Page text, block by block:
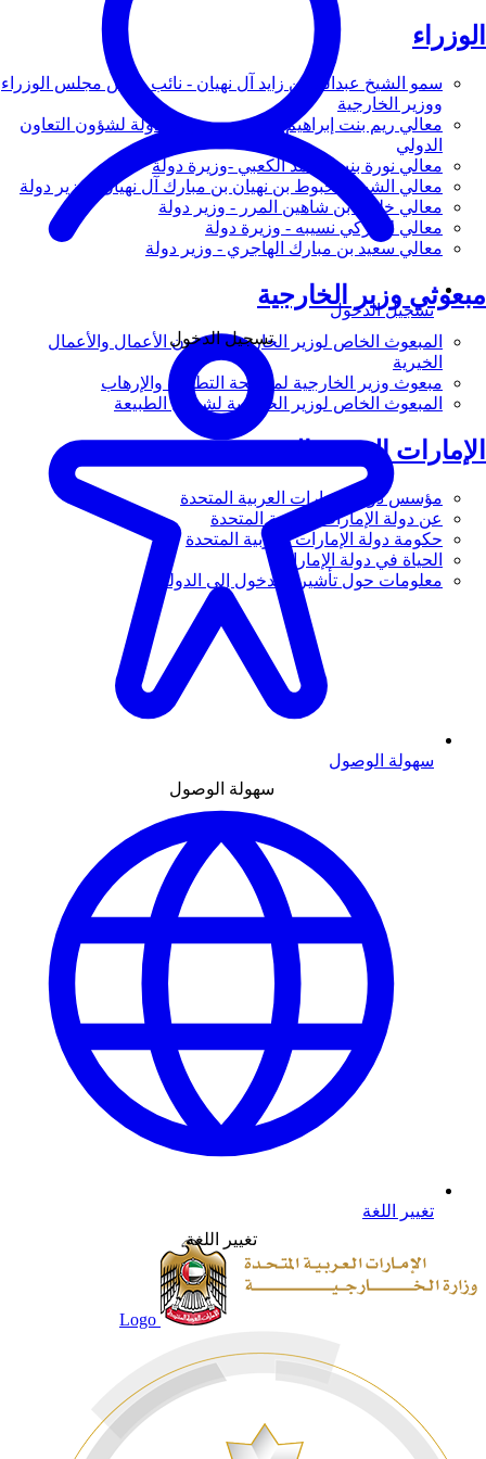
الوزراء
سمو الشيخ عبدالله بن زايد آل نهيان - نائب رئيس مجلس الوزراء
ووزير الخارجية
معالي ريم بنت إبراهيم الهاشمي - وزيرة دولة لشؤون التعاون
الدولي
معالي نورة بنت محمد الكعبي -وزيرة دولة
معالي الشيخ شخبوط بن نهيان بن مبارك آل نهيان - وزير دولة
معالي خليفة بن شاهين المرر - وزير دولة
معالي لانا زكي نسيبه - وزيرة دولة
معالي سعيد بن مبارك الهاجري - وزير دولة
مبعوثي وزير الخارجية
المبعوث الخاص لوزير الخارجية لشؤون الأعمال والأعمال
الخيرية
مبعوث وزير الخارجية لمكافحة التطرف والإرهاب
المبعوث الخاص لوزير الخارجية لشؤون الطبيعة
الإمارات العربية المتحدة
مؤسس دولة الإمارات العربية المتحدة
عن دولة الإمارات العربية المتحدة
حكومة دولة الإمارات العربية المتحدة
الحياة في دولة الإمارات
معلومات حول تأشيرة الدخول إلى الدولة
تسجيل الدخول
تسجيل الدخول
سهولة الوصول
سهولة الوصول
تغيير اللغة
تغيير اللغة
Logo